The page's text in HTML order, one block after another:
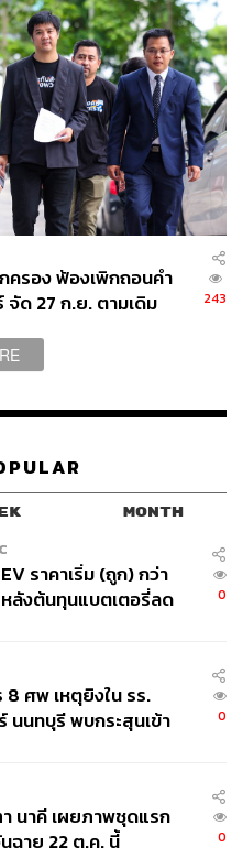
ครอง ฟ้องเพิกถอนคำ
ด 27 ก.ย. ตามเดิม
243
MONTH
ราคาเริ่ม (ถูก) กว่า
ลังต้นทุนแบตเตอรี่ลด
0
ศพ เหตุยิงใน รร.
นนทบุรี พบกระสุนเข้า
0
นาคี เผยภาพชุดแรก
ฉาย 22 ต.ค. นี้
0